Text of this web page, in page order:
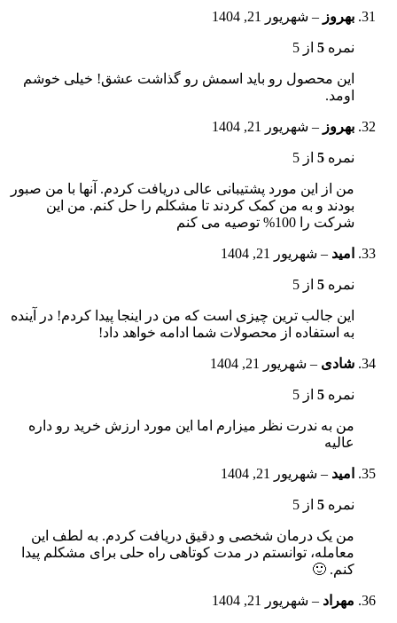
بهروز – شهریور 21, 1404
نمره 5 از 5
این محصول رو باید اسمش رو گذاشت عشق! خیلی خوشم
اومد.
بهروز – شهریور 21, 1404
نمره 5 از 5
من از این مورد پشتیبانی عالی دریافت کردم. آنها با من صبور
بودند و به من کمک کردند تا مشکلم را حل کنم. من این
شرکت را 100% توصیه می کنم
امید – شهریور 21, 1404
نمره 5 از 5
این جالب ترین چیزی است که من در اینجا پیدا کردم! در آینده
به استفاده از محصولات شما ادامه خواهد داد!
شادی – شهریور 21, 1404
نمره 5 از 5
من به ندرت نظر میزارم اما این مورد ارزش خرید رو داره
عالیه
امید – شهریور 21, 1404
نمره 5 از 5
من یک درمان شخصی و دقیق دریافت کردم. به لطف این
معامله، توانستم در مدت کوتاهی راه حلی برای مشکلم پیدا
کنم. 🙂
مهراد – شهریور 21, 1404